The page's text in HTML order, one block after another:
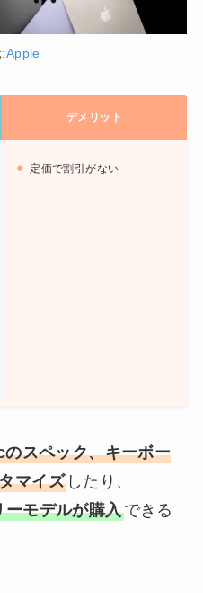
Apple
デメリット
定価で割引がない
のスペック、キーボー
マイズしたり、
モデルが購入できる